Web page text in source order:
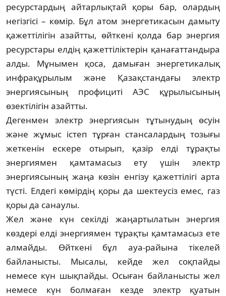
ресурстардың айтарлықтай қоры бар, олардың
негізгісі – көмір. Бұл атом энер­гетикасын дамыту
қажеттілігін азайтты, өйткені қолда бар энергия
ресурстары елдің қажеттіліктерін қанағаттандыра
алды. Мұнымен қоса, дамыған энергет­и­калық
инфрақұрылым және Қазақстандағы электр
энергиясының профициті АЭС құрылысының
өзектілігін азайтты.
Дегенмен электр энергиясын тұтыну­дың өсуін
және жұмыс істеп тұрған стан­салардың тозығы
жеткенін ескере отырып, қазір елді тұрақты
энергиямен қамтамасыз ету үшін электр
энергиясының жаңа көзін енгізу қажеттілігі арта
түсті. Елдегі көмірдің қоры да шектеусіз емес, газ
қоры да санаулы.
Жел және күн секілді жаңартылатын энергия
көздері елді энергиямен тұрақты қамтамасыз ете
алмайды. Өйткені бұл ауа-райына тікелей
байланысты. Мысалы, кейде жел соқпайды
немесе күн шықпайды. Осыған байланысты жел
немесе күн бол­маған кезде электр қуатын